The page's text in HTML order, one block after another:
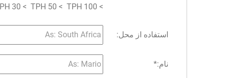
> 100 TPH
> 50 TPH
> 30 TPH
استفاده از محل:
نام:*